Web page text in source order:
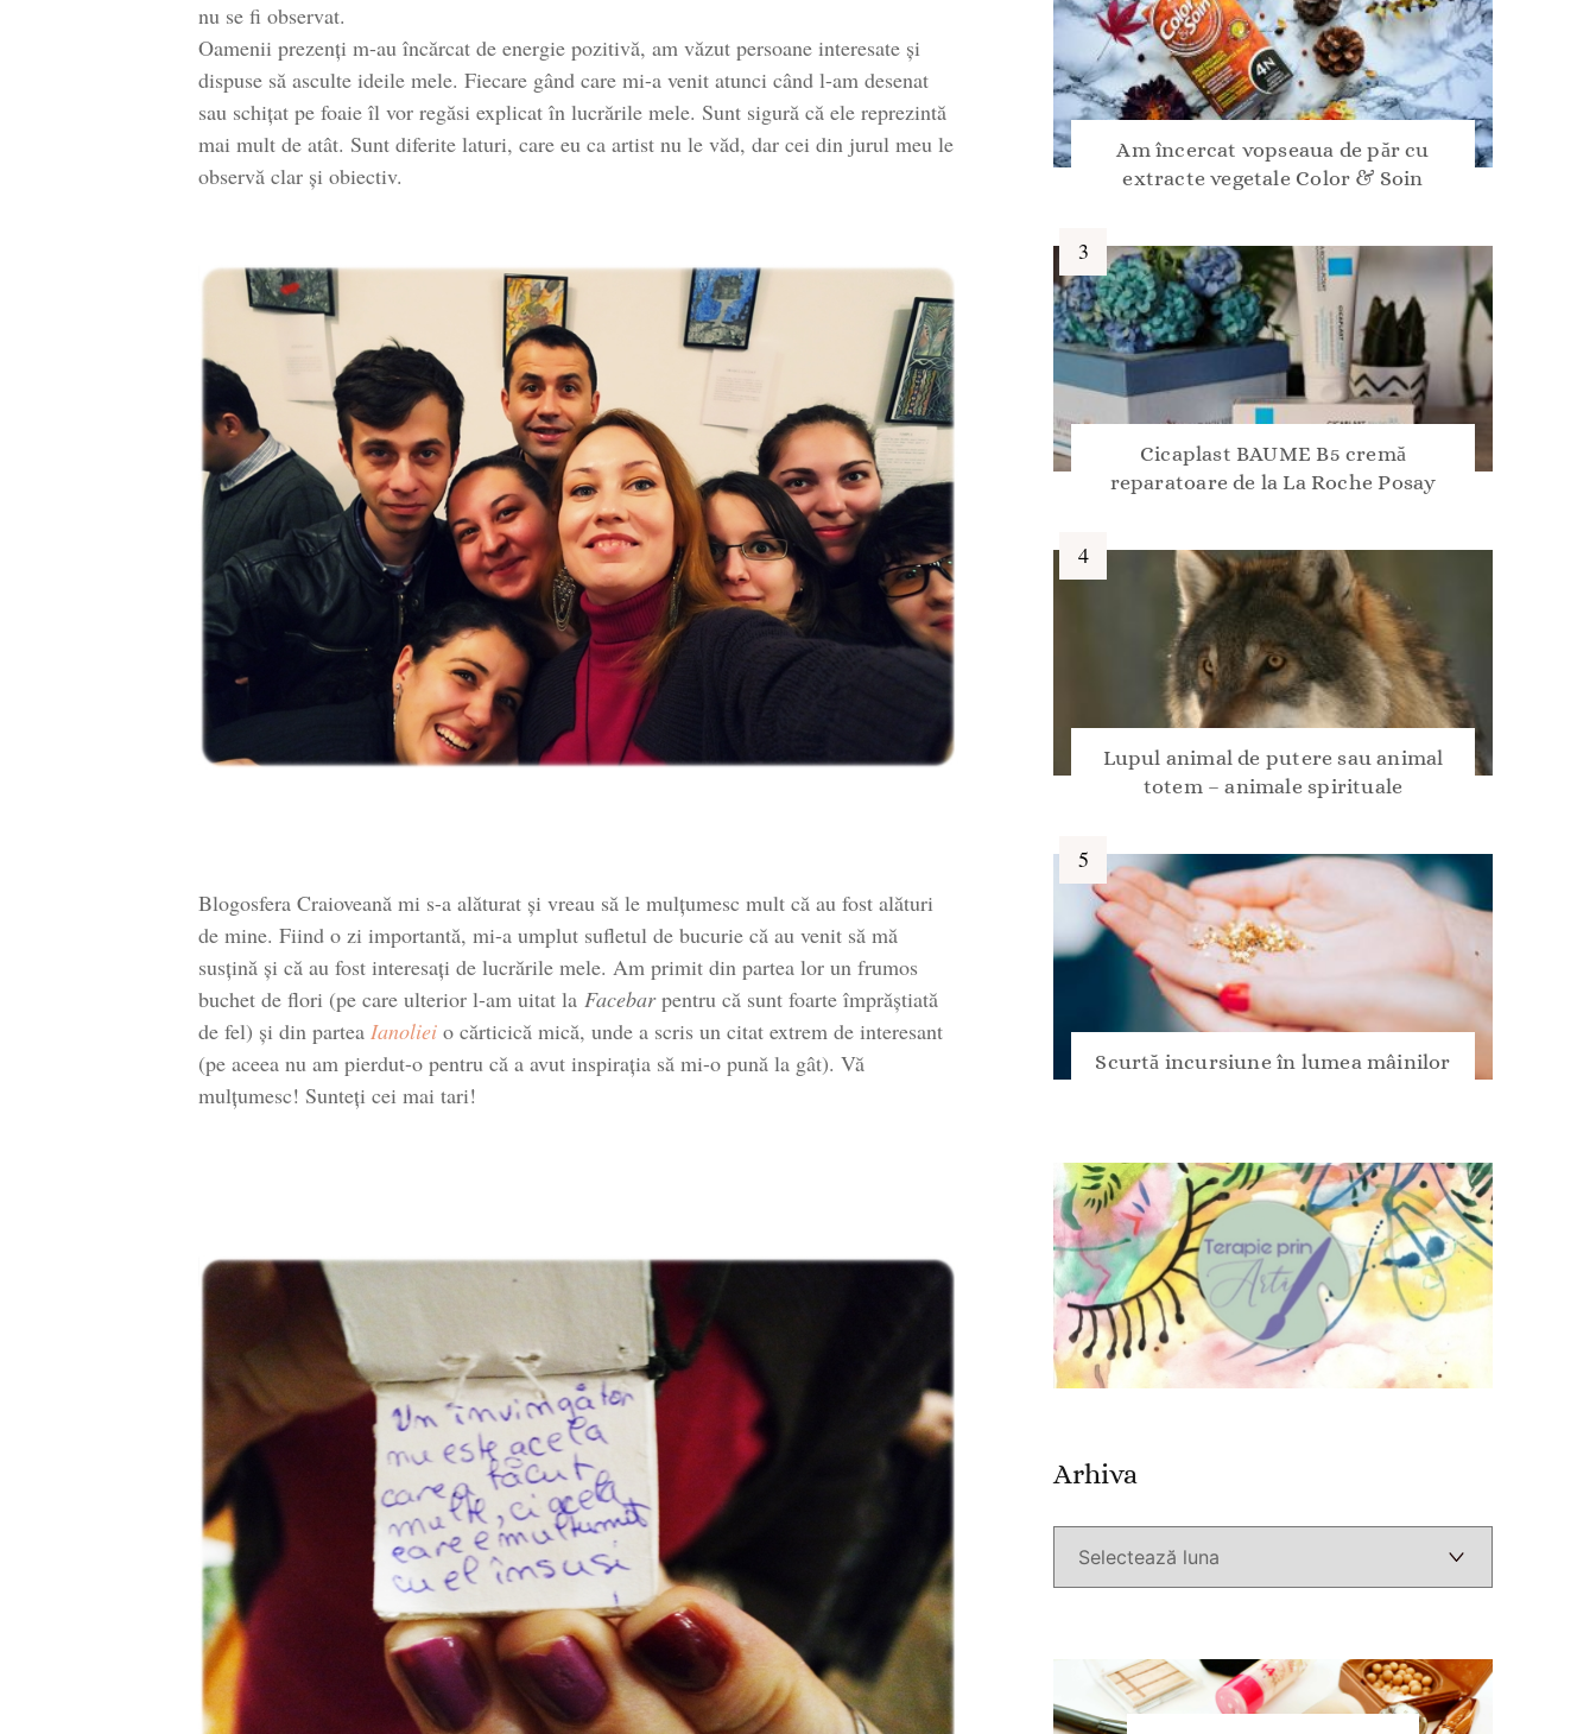
nu se fi observat.
Oamenii prezenți m-au încărcat de energie pozitivă, am văzut persoane interesate și
dispuse să asculte ideile mele. Fiecare gând care mi-a venit atunci când l-am desenat
sau schițat pe foaie îl vor regăsi explicat în lucrările mele. Sunt sigură că ele reprezintă
mai mult de atât. Sunt diferite laturi, care eu ca artist nu le văd, dar cei din jurul meu le
observă clar și obiectiv.
Blogosfera Craioveană mi s-a alăturat și vreau să le mulțumesc mult că au fost alături
de mine. Fiind o zi importantă, mi-a umplut sufletul de bucurie că au venit să mă
susțină și că au fost interesați de lucrările mele. Am primit din partea lor un frumos
buchet de flori (pe care ulterior l-am uitat la Facebarpentru că sunt foarte împrăștiată
de fel) și din partea Ianoliei o cărticică mică, unde a scris un citat extrem de interesant
(pe aceea nu am pierdut-o pentru că a avut inspirația să mi-o pună la gât). Vă
mulțumesc! Sunteți cei mai tari!
Am încercat vopseaua de păr cu
extracte vegetale Color & Soin
Cicaplast BAUME B5 cremă
reparatoare de la La Roche Posay
Lupul animal de putere sau animal
totem – animale spirituale
Scurtă incursiune în lumea mâinilor
Arhiva